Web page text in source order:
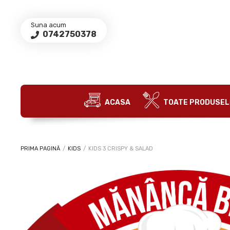
Suna acum
0742750378
ACASA TOATE
PRIMA PAGINĂ / KIDS / KIDS 3 CRISPY & SALAD